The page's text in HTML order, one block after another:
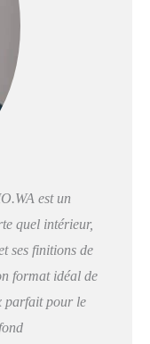
en toute
à la verticale
est soigné
moindres
pour permettre
aux
avec
expresso
classique
adapté à tout
pour
les
les villes
résidences, pour
la chambre, le
est un
quel intérieur,
ses finitions de
format idéal de
parfait pour le